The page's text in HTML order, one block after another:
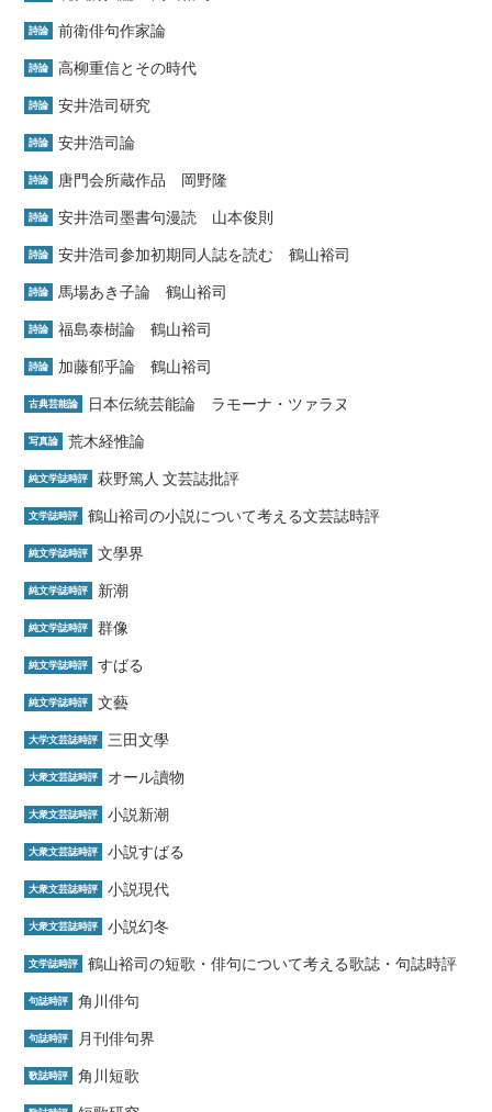
詩論 前衛俳句作家論
詩論 高柳重信とその時代
詩論 安井浩司研究
詩論 安井浩司論
詩論 唐門会所蔵作品 岡野隆
詩論 安井浩司墨書句漫読 山本俊則
詩論 安井浩司参加初期同人誌を読む 鶴山裕司
詩論 馬場あき子論 鶴山裕司
詩論 福島泰樹論 鶴山裕司
詩論 加藤郁乎論 鶴山裕司
古典芸能論 日本伝統芸能論 ラモーナ・ツァラヌ
写真論 荒木経惟論
純文学誌時評 萩野篤人 文芸誌批評
文学誌時評 鶴山裕司の小説について考える文芸誌時評
純文学誌時評 文學界
純文学誌時評 新潮
純文学誌時評 群像
純文学誌時評 すばる
純文学誌時評 文藝
大学文芸誌時評 三田文學
大衆文芸誌時評 オール讀物
大衆文芸誌時評 小説新潮
大衆文芸誌時評 小説すばる
大衆文芸誌時評 小説現代
大衆文芸誌時評 小説幻冬
文学誌時評 鶴山裕司の短歌・俳句について考える歌誌・句誌時評
句誌時評 角川俳句
句誌時評 月刊俳句界
歌誌時評 角川短歌